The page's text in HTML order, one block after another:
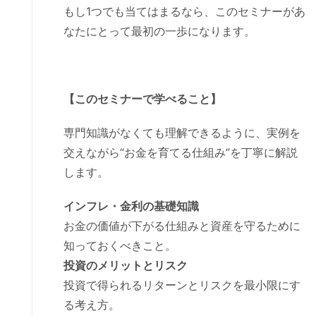
もし1つでも当てはまるなら、このセミナーがあ
なたにとって最初の一歩になります。
【このセミナーで学べること】
専門知識がなくても理解できるように、実例を
交えながら“お金を育てる仕組み”を丁寧に解説
します。
インフレ・金利の基礎知識
お金の価値が下がる仕組みと資産を守るために
知っておくべきこと。
投資のメリットとリスク
投資で得られるリターンとリスクを最小限にす
る考え方。